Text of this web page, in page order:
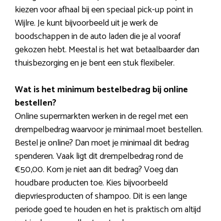
kiezen voor afhaal bij een speciaal pick-up point in
Wijlre. Je kunt bijvoorbeeld uit je werk de
boodschappen in de auto laden die je al vooraf
gekozen hebt. Meestal is het wat betaalbaarder dan
thuisbezorging en je bent een stuk flexibeler.
Wat is het minimum bestelbedrag bij online
bestellen?
Online supermarkten werken in de regel met een
drempelbedrag waarvoor je minimaal moet bestellen.
Bestel je online? Dan moet je minimaal dit bedrag
spenderen. Vaak ligt dit drempelbedrag rond de
€50,00. Kom je niet aan dit bedrag? Voeg dan
houdbare producten toe. Kies bijvoorbeeld
diepvriesproducten of shampoo. Dit is een lange
periode goed te houden en het is praktisch om altijd